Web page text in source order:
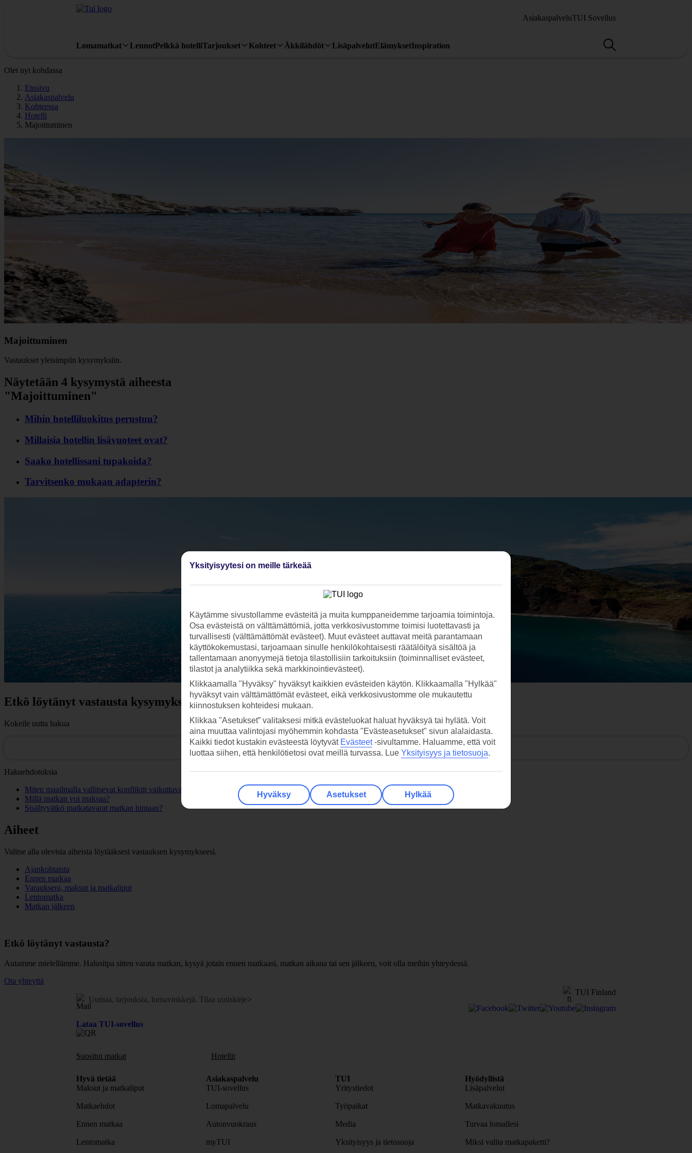
AsiakaspalveluTUI Sovellus
Lomamatkat LennotPelkkä hotelliTarjoukset Kohteet Äkkilähdöt LisäpalvelutElämyksetInspiration
Olet nyt kohdassa
Etusivu
Asiakaspalvelu
Kohteessa
Hotelli
Majoittuminen
Majoittuminen
Vastaukset yleisimpiin kysymyksiin.
Näytetään 4 kysymystä aiheesta
"Majoittuminen"
Mihin hotelliluokitus perustuu?
Millaisia hotellin lisävuoteet ovat?
Saako hotellissani tupakoida?
Tarvitsenko mukaan adapterin?
Etkö löytänyt vastausta kysymykseesi?
Kokeile uutta hakua
Hakuehdotuksia
Miten maailmalla vallitsevat konfliktit vaikuttavat matkaani?
Millä matkan voi maksaa?
Sisältyvätkö matkatavarat matkan hintaan?
Aiheet
Valitse alla olevista aiheista löytääksesi vastauksen kysymykseesi.
Ajankohtaista
Ennen matkaa
Varaukseni, maksut ja matkaliput
Lentomatka
Matkan jälkeen
Etkö löytänyt vastausta?
Autamme mielellämme. Halusitpa sitten varata matkan, kysyä jotain ennen matkaasi, matkan aikana tai sen jälkeen, voit olla meihin yhteydessä.
Ota yhteyttä
Uutisia, tarjouksia, lomavinkkejä. Tilaa uutiskirje>
TUI Finland
Lataa TUI-sovellus
Suositut matkat Hotellit
Hyvä tietää
Maksut ja matkaliput
Matkaehdot
Ennen matkaa
Lentomatka
Asiakaspalvelu
TUI-sovellus
Lomapalvelu
Autonvuokraus
myTUI
TUI
Yritystiedot
Työpaikat
Media
Yksityisyys ja tietosuoja
Hyödyllistä
Lisäpalvelut
Matkavakuutus
Turvaa lomallesi
Miksi valita matkapaketti?
Yksityisyytesi on meille tärkeää
Käytämme sivustollamme evästeitä ja muita kumppaneidemme tarjoamia toimintoja.
Osa evästeistä on välttämättömiä, jotta verkkosivustomme toimisi luotettavasti ja
turvallisesti (välttämättömät evästeet). Muut evästeet auttavat meitä parantamaan
käyttökokemustasi, tarjoamaan sinulle henkilökohtaisesti räätälöityä sisältöä ja
tallentamaan anonyymejä tietoja tilastollisiin tarkoituksiin (toiminnalliset evästeet,
tilastot ja analytiikka sekä markkinointievästeet).
Klikkaamalla "Hyväksy" hyväksyt kaikkien evästeiden käytön. Klikkaamalla "Hylkää"
hyväksyt vain välttämättömät evästeet, eikä verkkosivustomme ole mukautettu
kiinnostuksen kohteidesi mukaan.
Klikkaa "Asetukset” valitaksesi mitkä evästeluokat haluat hyväksyä tai hylätä. Voit
aina muuttaa valintojasi myöhemmin kohdasta "Evästeasetukset" sivun alalaidasta.
Kaikki tiedot kustakin evästeestä löytyvät Evästeet-sivultamme. Haluamme, että voit
luottaa siihen, että henkilötietosi ovat meillä turvassa. Lue Yksityisyys ja tietosuoja.
Hyväksy Asetukset Hylkää